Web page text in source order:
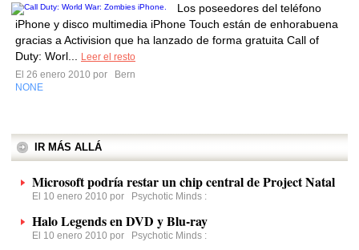
Los poseedores del teléfono
iPhone y disco multimedia iPhone Touch están de enhorabuena
gracias a Activision que ha lanzado de forma gratuita Call of
Duty: Worl...
Leer el resto
El 26 enero 2010 por
Bern
NONE
IR MÁS ALLÁ
Microsoft podría restar un chip central de Project Natal
El 10 enero 2010 por Psychotic Minds :
Halo Legends en DVD y Blu-ray
El 10 enero 2010 por Psychotic Minds :